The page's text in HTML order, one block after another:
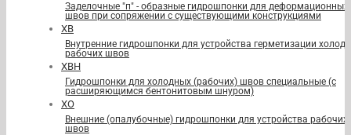
Заделочные "п" - образные гидрошпонки для деформационных
швов при сопряжении с существующими конструкциями
ХВ
Внутренние гидрошпонки для устройства герметизации
рабочих швов
ХВН
Гидрошпонки для холодных (рабочих) швов специальные (с
расширяющимся бентонитовым шнуром)
ХО
Внешние (опалубочные) гидрошпонки для устройства рабочих
швов